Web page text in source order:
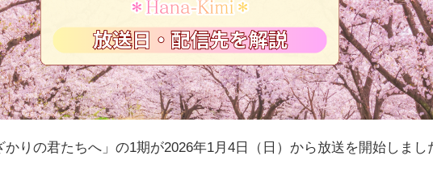
かりの君たちへ」の1期が2026年1月4日（日）から放送を開始しまし